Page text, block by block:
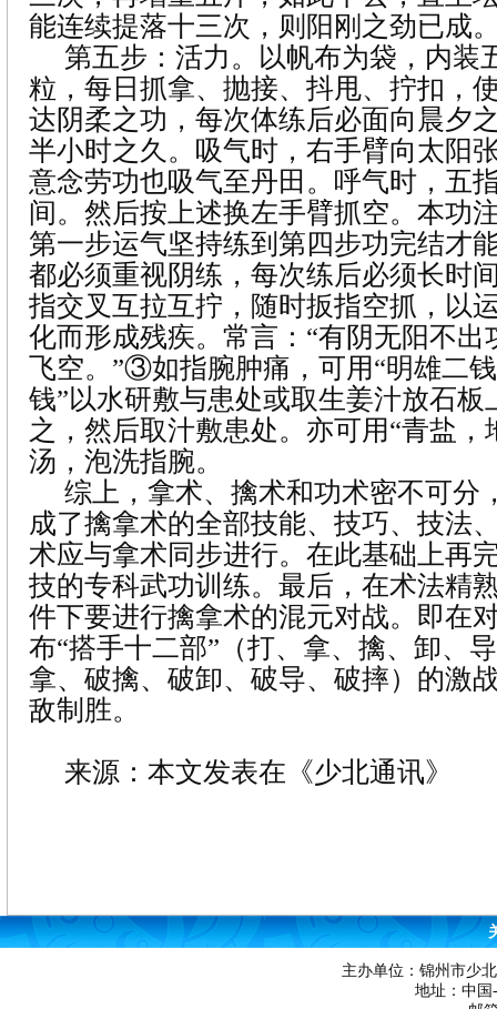
能连续提落十三次，则阳刚之劲已成
第五步：活力。以帆布为袋，内装
粒，每日抓拿、抛接、抖甩、拧扣，
达阴柔之功，每次体练后必面向晨夕
半小时之久。吸气时，右手臂向太阳
意念劳功也吸气至丹田。呼气时，五
间。然后按上述换左手臂抓空。本功
第一步运气坚持练到第四步功完结才
都必须重视阴练，每次练后必须长时
指交叉互拉互拧，随时扳指空抓，以
化而形成残疾。常言：“有阴无阳不出
飞空。”③如指腕肿痛，可用“明雄二
钱”以水研敷与患处或取生姜汁放石板
之，然后取汁敷患处。亦可用“青盐，
汤，泡洗指腕。
综上，拿术、擒术和功术密不可分
成了擒拿术的全部技能、技巧、技法
术应与拿术同步进行。在此基础上再
技的专科武功训练。最后，在术法精
件下要进行擒拿术的混元对战。即在
布“搭手十二部”（打、拿、擒、卸、
拿、破擒、破卸、破导、破摔）的激
敌制胜。
来源：本文发表在《少北通讯》
主办单位：锦州市少
地址：中国